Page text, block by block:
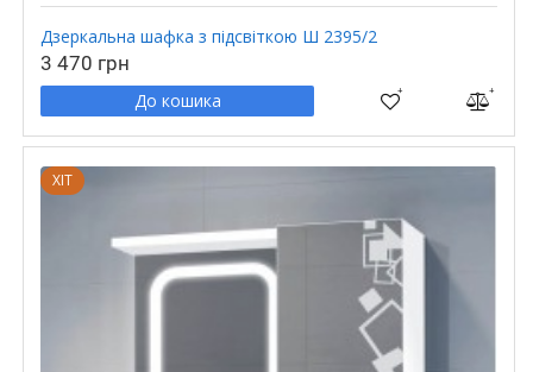
Дзеркальна шафка з підсвіткою Ш 2395/2
3 470 грн
До кошика
ХІТ